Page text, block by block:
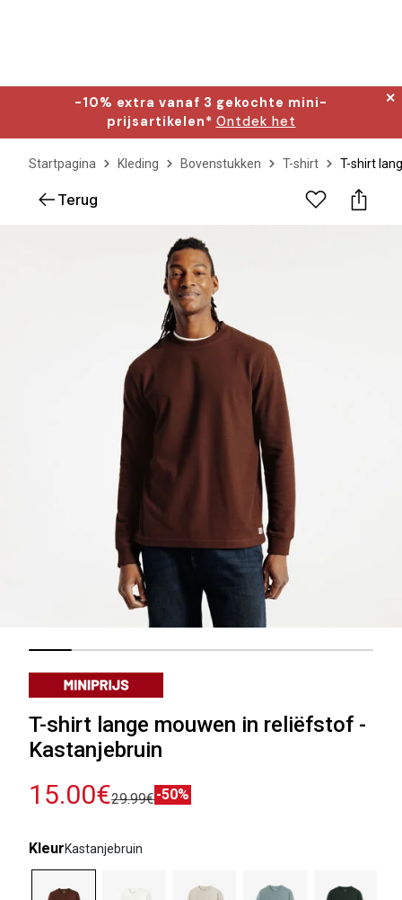
-10% extra vanaf 3 gekochte mini-
prijsartikelen* Ontdek het
✕
Startpagina Kleding Bovenstukken T-shirt T-shirt
Terug
T-shirt lange mouwen in reliëfstof -
Kastanjebruin
15.00€29.99€-50%
KleurKastanjebruin